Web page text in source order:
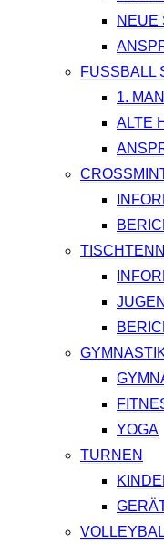
NEUE
FUSSBALL
1.
ALTE
YOGA
TURNEN